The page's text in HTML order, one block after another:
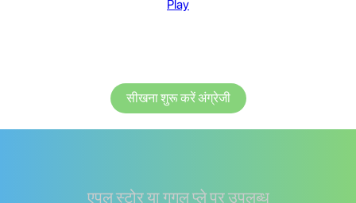
Play
सीखना शुरू करें अंग्रेजी
एपल स्टोर या गूगल प्ले पर उपलब्ध